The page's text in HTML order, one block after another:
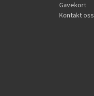
Gavekort
Kontakt oss